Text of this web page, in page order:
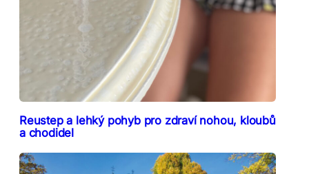
Reustep a lehký pohyb pro zdraví nohou, kloubů
a chodidel